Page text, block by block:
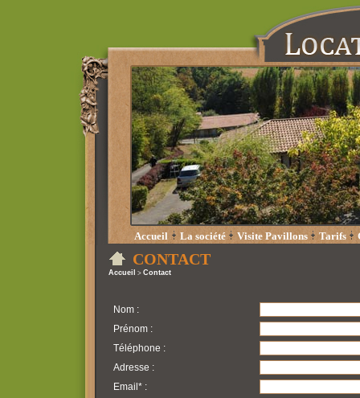
Accueil La société Visite Pavillons Tarifs
CONTACT
Accueil > Contact
Nom :
Prénom :
Téléphone :
Adresse :
Email* :